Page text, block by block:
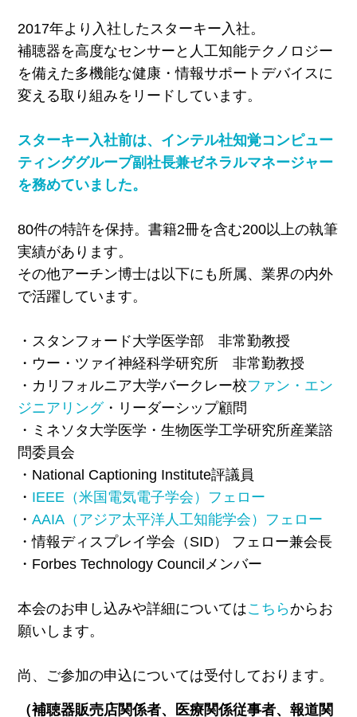
2017年より入社したスターキー入社。
補聴器を高度なセンサーと人工知能テクノロジー
を備えた多機能な健康・情報サポートデバイスに
変える取り組みをリードしています。
スターキー入社前は、インテル社知覚コンピュー
ティンググループ副社長兼ゼネラルマネージャー
を務めていました。
80件の特許を保持。書籍2冊を含む200以上の執筆
実績があります。
その他アーチン博士は以下にも所属、業界の内外
で活躍しています。
・スタンフォード大学医学部 非常勤教授
・ウー・ツァイ神経科学研究所 非常勤教授
・カリフォルニア大学バークレー校ファン・エン
ジニアリング・リーダーシップ顧問
・ミネソタ大学医学・生物医学工学研究所産業諮
問委員会
・National Captioning Institute評議員
・ IEEE（米国電気電子学会）フェロー
・ AAIA（アジア太平洋人工知能学会）フェロー
・情報ディスプレイ学会（SID） フェロー兼会長
・Forbes Technology Councilメンバー
本会のお申し込みや詳細についてはこちらからお
願いします。
尚、ご参加の申込については受付しております。
（補聴器販売店関係者、医療関係従事者、報道関